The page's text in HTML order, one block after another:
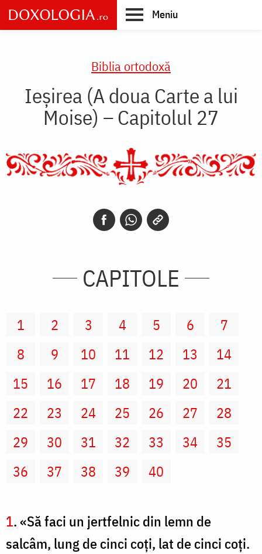
Skip
to
main
Meniu
Biblia ortodoxă
Ieșirea (A doua Carte a lui
Moise) – Capitolul 27
CAPITOLE
1 2 3 4 5 6
7
8
9 10 11 12 13
14
15
16 17 18 19 20
21
22
23 24 25 26 27
28
29
30 31 32 33 34
35
36
37 38 39 40
1. «Să faci un jertfelnic din lemn de
salcâm, lung de cinci coţi, lat de cinci coţi.